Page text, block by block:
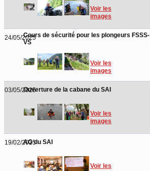
Voir les
images
24/05/2025Cours de sécurité pour les plongeurs FSSS-
VS
Voir les
images
03/05/2025Ouverture de la cabane du SAI
Voir les
images
19/02/2025AG du SAI
Voir les